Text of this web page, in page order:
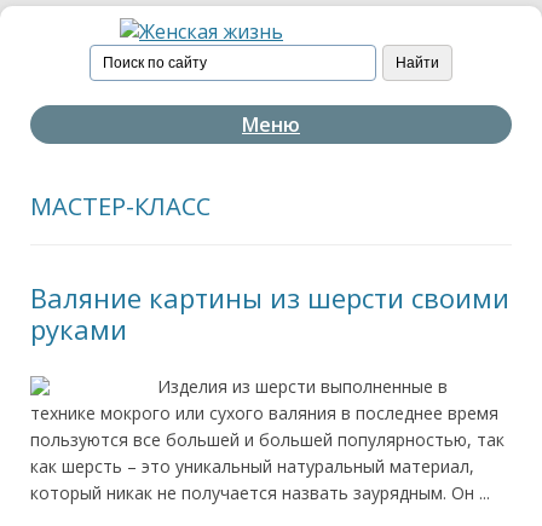
Меню
МАСТЕР-КЛАСС
Валяние картины из шерсти своими
руками
Изделия из шерсти выполненные в
технике мокрого или сухого валяния в последнее время
пользуются все большей и большей популярностью, так
как шерсть – это уникальный натуральный материал,
который никак не получается назвать заурядным. Он ...